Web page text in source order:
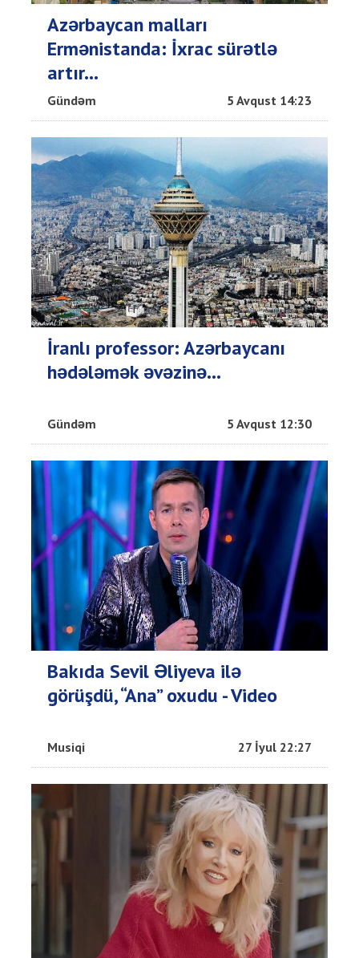
Azərbaycan malları
Ermənistanda: İxrac sürətlə
artır...
Gündəm 5 Avqust 14:23
İranlı professor: Azərbaycanı
hədələmək əvəzinə...
Gündəm 5 Avqust 12:30
Bakıda Sevil Əliyeva ilə
görüşdü, “Ana” oxudu - Video
Musiqi 27 İyul 22:27